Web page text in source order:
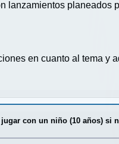
lanzamientos planeados
en cuanto al tema y
con un niño (10 años) si